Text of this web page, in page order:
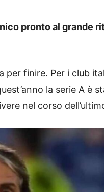
pronto al grande
per finire. Per i club
la serie A è
nel corso